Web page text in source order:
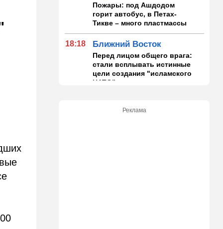
Пожары: под Ашдодом
горит автобус, в Петах-
Тикве – много пластмассы
18:18 Ближний Восток
Перед лицом общего врага:
стали всплывать истинные
цели создания "исламского
НАТО"
Три счастливые восьмерки
Реклама